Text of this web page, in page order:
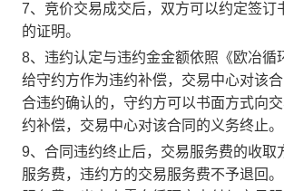
7、竞价交易成交后，双方可以约定签
的证明。
8、违约认定与违约金金额依照《欧冶
给守约方作为违约补偿，交易中心对该
合违约确认的，守约方可以书面方式向
约补偿，交易中心对该合同的义务终止。
9、合同违约终止后，交易服务费的收
服务费，违约方的交易服务费不予退回